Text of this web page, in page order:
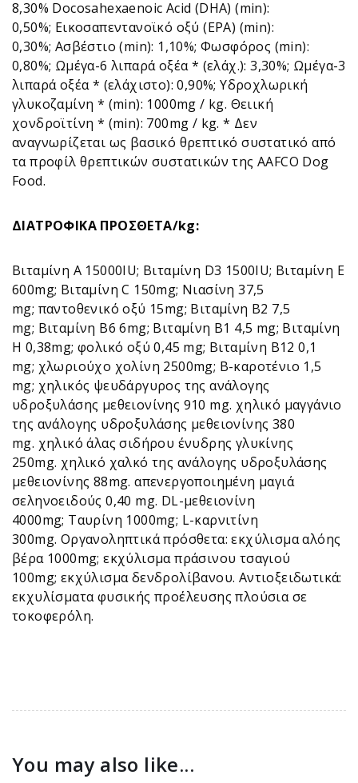
8,30% Docosahexaenoic Acid (DHA) (min):
0,50%; Εικοσαπεντανοϊκό οξύ (EPA) (min):
0,30%; Ασβέστιο (min): 1,10%; Φωσφόρος (min):
0,80%; Ωμέγα-6 λιπαρά οξέα * (ελάχ.): 3,30%; Ωμέγα-3
λιπαρά οξέα * (ελάχιστο): 0,90%; Υδροχλωρική
γλυκοζαμίνη * (min): 1000mg / kg. Θειική
χονδροϊτίνη * (min): 700mg / kg. * Δεν
αναγνωρίζεται ως βασικό θρεπτικό συστατικό από
τα προφίλ θρεπτικών συστατικών της AAFCO Dog
Food.
ΔΙΑΤΡΟΦΙΚΑ ΠΡΟΣΘΕΤΑ/kg:
Βιταμίνη Α 15000IU; Βιταμίνη D3 1500IU; Βιταμίνη Ε
600mg; Βιταμίνη C 150mg; Νιασίνη 37,5
mg; παντοθενικό οξύ 15mg; Βιταμίνη Β2 7,5
mg; Βιταμίνη Β6 6mg; Βιταμίνη Β1 4,5 mg; Βιταμίνη
Η 0,38mg; φολικό οξύ 0,45 mg; Βιταμίνη Β12 0,1
mg; χλωριούχο χολίνη 2500mg; Β-καροτένιο 1,5
mg; χηλικός ψευδάργυρος της ανάλογης
υδροξυλάσης μεθειονίνης 910 mg. χηλικό μαγγάνιο
της ανάλογης υδροξυλάσης μεθειονίνης 380
mg. χηλικό άλας σιδήρου ένυδρης γλυκίνης
250mg. χηλικό χαλκό της ανάλογης υδροξυλάσης
μεθειονίνης 88mg. απενεργοποιημένη μαγιά
σεληνοειδούς 0,40 mg. DL-μεθειονίνη
4000mg; Ταυρίνη 1000mg; L-καρνιτίνη
300mg. Οργανοληπτικά πρόσθετα: εκχύλισμα αλόης
βέρα 1000mg; εκχύλισμα πράσινου τσαγιού
100mg; εκχύλισμα δενδρολίβανου. Αντιοξειδωτικά:
εκχυλίσματα φυσικής προέλευσης πλούσια σε
τοκοφερόλη.
You may also like...